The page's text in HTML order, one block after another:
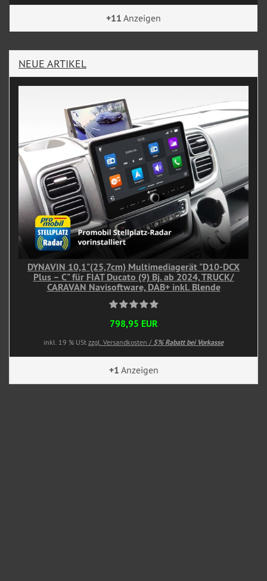
+11 Anzeigen
NEUE ARTIKEL
DYNAVIN 10,1"(25,7cm) Multimediagerät "D10-DCX
Plus – C" für FIAT Ducato (9) Bj. ab 2024, TRUCK/
CARAVAN Navisoftware, DAB+ inkl. Blende
798,95 EUR
inkl. 19 % USt zzgl. Versandkosten / 5% Rabatt bei Vorkasse
+1 Anzeigen